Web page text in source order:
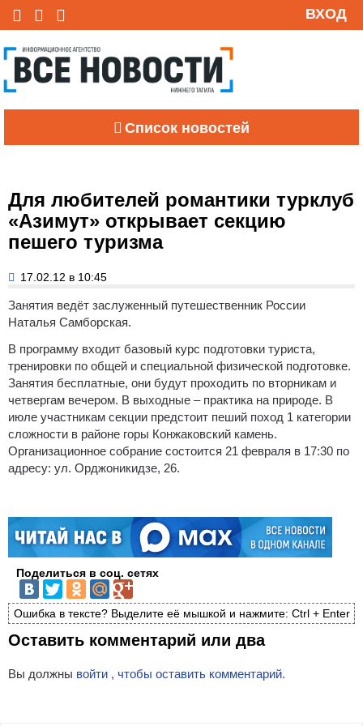
ВХОД
Список новостей
Для любителей романтики турклуб
«Азимут» открывает секцию
пешего туризма
17.02.12 в 10:45
Занятия ведёт заслуженный путешественник России
Наталья Самборская.
В программу входит базовый курс подготовки туриста,
тренировки по общей и специальной физической подготовке.
Занятия бесплатные, они будут проходить по вторникам и
четвергам вечером. В выходные – практика на природе. В
июле участникам секции предстоит пеший поход 1 категории
сложности в районе горы Конжаковский камень.
Организационное собрание состоится 21 февраля в 17:30 по
адресу: ул. Орджоникидзе, 26.
Поделиться в соц. сетях
Ошибка в тексте? Выделите её мышкой и нажмите: Ctrl + Enter
Оставить комментарий или два
Вы должны войти , чтобы оставить комментарий.